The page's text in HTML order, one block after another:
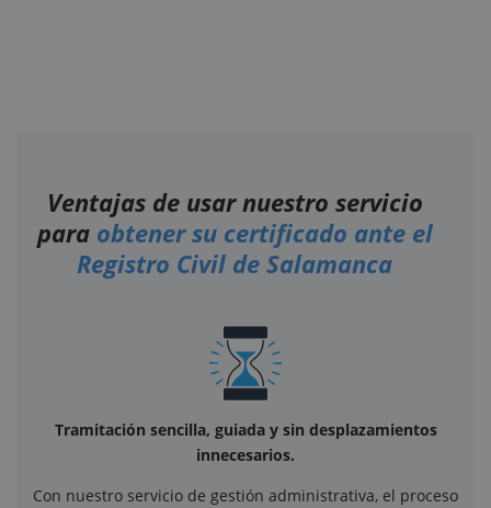
Ventajas de usar nuestro servicio
para obtener su certificado ante el
Registro Civil de Salamanca
Tramitación sencilla, guiada y sin desplazamientos
innecesarios.
Con nuestro servicio de gestión administrativa, el proceso